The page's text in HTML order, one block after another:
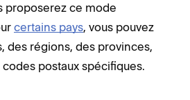
proposerez ce mode
certains pays, vous pouvez
des régions, des provinces,
postaux spécifiques.